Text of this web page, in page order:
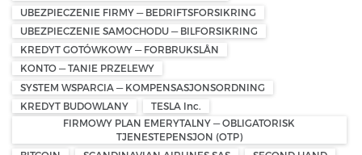
UBEZPIECZENIE FIRMY — BEDRIFTSFORSIKRING
UBEZPIECZENIE SAMOCHODU — BILFORSIKRING
KREDYT GOTÓWKOWY — FORBRUKSLÅN
KONTO — TANIE PRZELEWY
SYSTEM WSPARCIA — KOMPENSASJONSORDNING
KREDYT BUDOWLANY
TESLA Inc.
FIRMOWY PLAN EMERYTALNY — OBLIGATORISK
TJENESTEPENSJON (OTP)